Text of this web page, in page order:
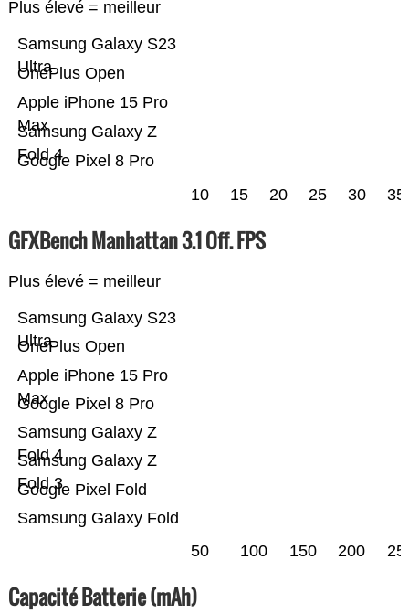
Plus élevé = meilleur
Google Pixel 8 Pro
Samsung Galaxy Z
Fold 4
Apple iPhone 15 Pro
Max
OnePlus Open
Samsung Galaxy S23
Ultra
10 15 20 25 30 35
GFXBench Manhattan 3.1 Off. FPS
Plus élevé = meilleur
Samsung Galaxy Fold
Google Pixel Fold
Samsung Galaxy Z
Fold 3
Samsung Galaxy Z
Fold 4
Google Pixel 8 Pro
Apple iPhone 15 Pro
Max
OnePlus Open
Samsung Galaxy S23
Ultra
50 100 150 200
Capacité Batterie (mAh)